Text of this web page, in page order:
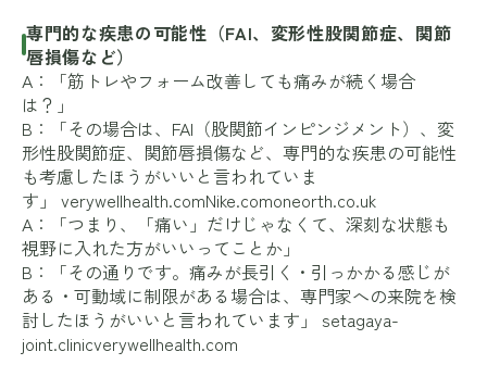
専門的な疾患の可能性（FAI、変形性股関節症、関節
唇損傷など）
A：「筋トレやフォーム改善しても痛みが続く場合
は？」
B：「その場合は、FAI（股関節インピンジメント）、変
形性股関節症、関節唇損傷など、専門的な疾患の可能性
も考慮したほうがいいと言われていま
す」 verywellhealth.comNike.comoneorth.co.uk
A：「つまり、「痛い」だけじゃなくて、深刻な状態も
視野に入れた方がいいってことか」
B：「その通りです。痛みが長引く・引っかかる感じが
ある・可動域に制限がある場合は、専門家への来院を検
討したほうがいいと言われています」 setagaya-
joint.clinicverywellhealth.com